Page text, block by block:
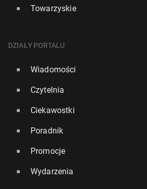
Towarzyskie
DZIAŁY PORTALU
Wiadomości
Czytelnia
Ciekawostki
Poradnik
Promocje
Wydarzenia